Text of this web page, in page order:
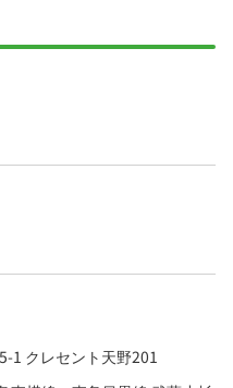
1 クレセント天野201